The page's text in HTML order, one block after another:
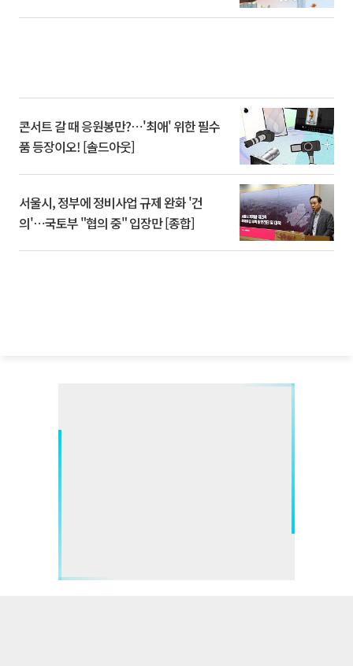
콘서트 갈 때 응원봉만?⋯'최애' 위한 필수
품 등장이오! [솔드아웃]
서울시, 정부에 정비사업 규제 완화 '건
의'⋯국토부 "협의 중" 입장만 [종합]